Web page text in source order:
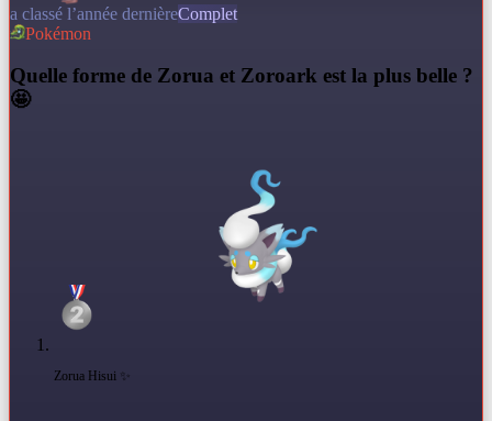
a classé l’année dernièreComplet
Pokémon
Quelle forme de Zorua et Zoroark est la plus belle ?
🤩
Zorua Hisui ✨